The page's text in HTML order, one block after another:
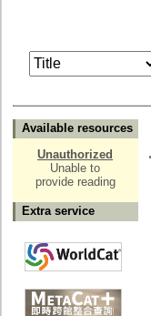
Available resources
Unauthorized
Unable to
provide reading
Extra service